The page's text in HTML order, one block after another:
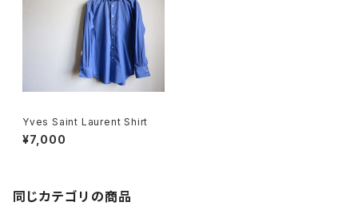
Yves Saint Laurent Shirt
¥7,000
同じカテゴリの商品